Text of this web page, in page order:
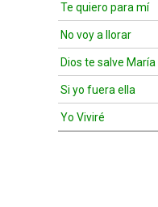
Te quiero para mí
No voy a llorar
Dios te salve María
Si yo fuera ella
Yo Viviré